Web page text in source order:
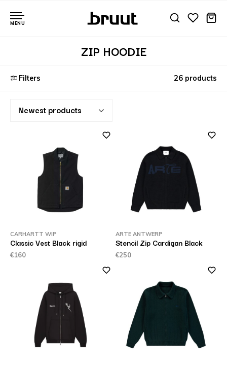
MENU
ZIP HOODIE
Filters 26 products
Newest products
CARHARTT WIP
Classic Vest Black rigid
€160
ARTE ANTWERP
Stencil Zip Cardigan Black
€250